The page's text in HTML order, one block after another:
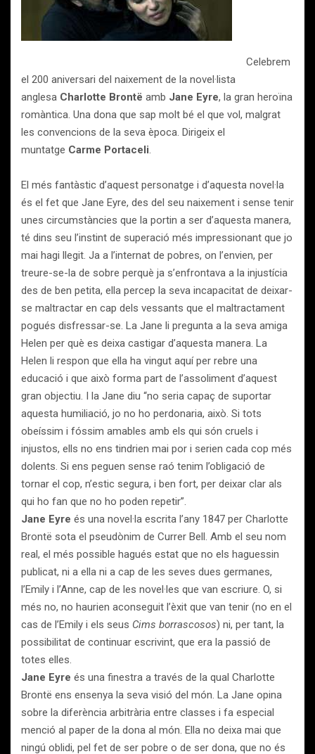
Celebrem
el 200 aniversari del naixement de la novel·lista
anglesa Charlotte Brontë amb Jane Eyre, la gran heroïna
romàntica. Una dona que sap molt bé el que vol, malgrat
les convencions de la seva època. Dirigeix el
muntatge Carme Portaceli.
El més fantàstic d’aquest personatge i d’aquesta novel·la
és el fet que Jane Eyre, des del seu naixement i sense tenir
unes circumstàncies que la portin a ser d’aquesta manera,
té dins seu l’instint de superació més impressionant que jo
mai hagi llegit. Ja a l’internat de pobres, on l’envien, per
treure-se-la de sobre perquè ja s’enfrontava a la injustícia
des de ben petita, ella percep la seva incapacitat de deixar-
se maltractar en cap dels vessants que el maltractament
pogués disfressar-se. La Jane li pregunta a la seva amiga
Helen per què es deixa castigar d’aquesta manera. La
Helen li respon que ella ha vingut aquí per rebre una
educació i que això forma part de l’assoliment d’aquest
gran objectiu. I la Jane diu “no seria capaç de suportar
aquesta humiliació, jo no ho perdonaria, això. Si tots
obeíssim i fóssim amables amb els qui són cruels i
injustos, ells no ens tindrien mai por i serien cada cop més
dolents. Si ens peguen sense raó tenim l’obligació de
tornar el cop, n’estic segura, i ben fort, per deixar clar als
qui ho fan que no ho poden repetir”.
Jane Eyre és una novel·la escrita l’any 1847 per Charlotte
Brontë sota el pseudònim de Currer Bell. Amb el seu nom
real, el més possible hagués estat que no els haguessin
publicat, ni a ella ni a cap de les seves dues germanes,
l’Emily i l’Anne, cap de les novel·les que van escriure. O, si
més no, no haurien aconseguit l’èxit que van tenir (no en el
cas de l’Emily i els seus Cims borrascosos) ni, per tant, la
possibilitat de continuar escrivint, que era la passió de
totes elles.
Jane Eyre és una finestra a través de la qual Charlotte
Brontë ens ensenya la seva visió del món. La Jane opina
sobre la diferència arbitrària entre classes i fa especial
menció al paper de la dona al món. Ella no deixa mai que
ningú oblidi, pel fet de ser pobre o de ser dona, que no és